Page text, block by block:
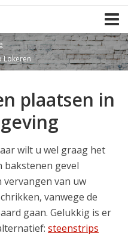
Lokeren
plaatsen in
wilt u wel graag het
gevel
vervangen van uw
vanwege de
gaan. Gelukkig is er
steenstrips